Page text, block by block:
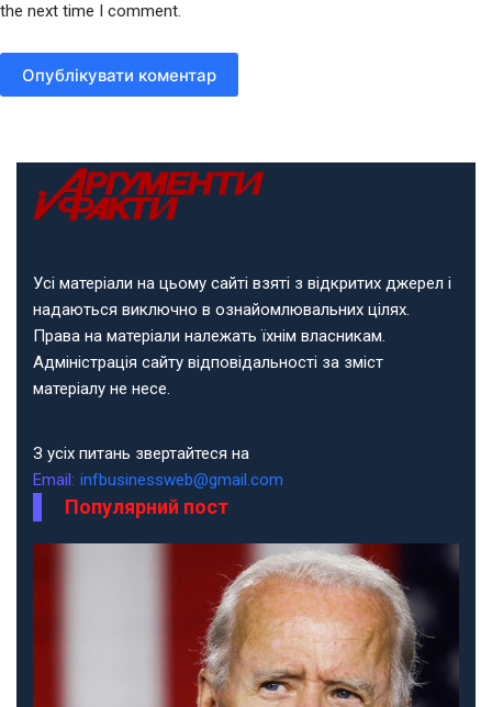
the next time I comment.
Опублікувати коментар
Усі матеріали на цьому сайті взяті з відкритих джерел і
надаються виключно в ознайомлювальних цілях.
Права на матеріали належать їхнім власникам.
Адміністрація сайту відповідальності за зміст
матеріалу не несе.
З усіх питань звертайтеся на
Email: infbusinessweb@gmail.com
Популярний пост